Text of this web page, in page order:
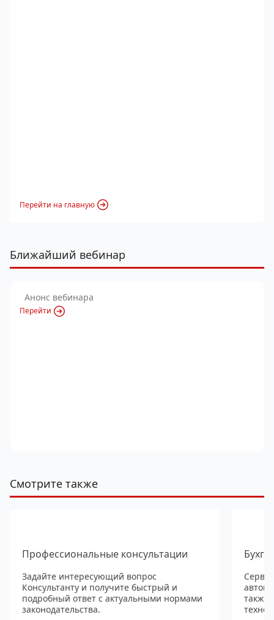
Перейти на главную
Ближайший вебинар
Анонс вебинара
Перейти
Смотрите также
Профессиональные консультации
Задайте интересующий вопрос
Консультанту и получите быстрый и
подробный ответ с актуальными нормами
законодательства.
также